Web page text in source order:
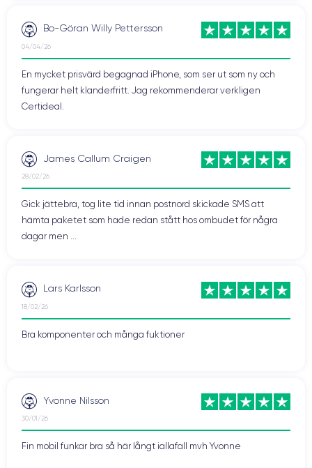
Bo-Göran Willy Pettersson
04/04/26
En mycket prisvärd begagnad iPhone, som ser ut som ny och
fungerar helt klanderfritt. Jag rekommenderar verkligen
Certideal.
James Callum Craigen
28/02/26
Gick jättebra, tog lite tid innan postnord skickade SMS att
hämta paketet som hade redan stått hos ombudet för några
dagar men ...
Lars Karlsson
18/02/26
Bra komponenter och många fuktioner
Yvonne Nilsson
30/01/26
Fin mobil funkar bra så här långt iallafall mvh Yvonne